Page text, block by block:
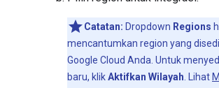
Catatan: Dropdown Regions
mencantumkan region yang
Google Cloud Anda. Untuk
baru, klikAktifkan Wilayah . Lihat